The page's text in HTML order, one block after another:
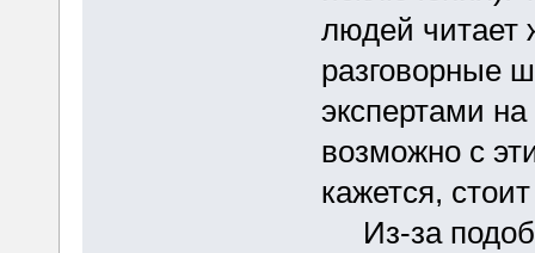
людей читает
разговорные
экспертами
возможно с
кажется,
Из-за